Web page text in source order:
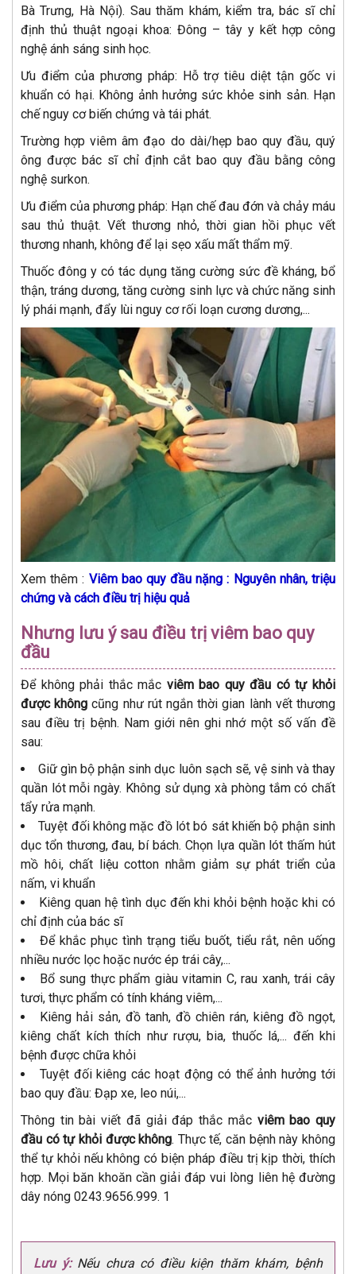
Bà Trưng, Hà Nội). Sau thăm khám, kiểm tra, bác sĩ chỉ
định thủ thuật ngoại khoa: Đông – tây y kết hợp công
nghệ ánh sáng sinh học.
Ưu điểm của phương pháp: Hỗ trợ tiêu diệt tận gốc vi
khuẩn có hại. Không ảnh hưởng sức khỏe sinh sản. Hạn
chế nguy cơ biến chứng và tái phát.
Trường hợp viêm âm đạo do dài/hẹp bao quy đầu, quý
ông được bác sĩ chỉ định cắt bao quy đầu bằng công
nghệ surkon.
Ưu điểm của phương pháp: Hạn chế đau đớn và chảy máu
sau thủ thuật. Vết thương nhỏ, thời gian hồi phục vết
thương nhanh, không để lại sẹo xấu mất thẩm mỹ.
Thuốc đông y có tác dụng tăng cường sức đề kháng, bổ
thận, tráng dương, tăng cường sinh lực và chức năng sinh
lý phái mạnh, đẩy lùi nguy cơ rối loạn cương dương,...
Xem thêm : Viêm bao quy đầu nặng : Nguyên nhân, triệu
chứng và cách điều trị hiệu quả
Nhưng lưu ý sau điều trị viêm bao quy
đầu
Để không phải thắc mắc viêm bao quy đầu có tự khỏi
được không cũng như rút ngắn thời gian lành vết thương
sau điều trị bệnh. Nam giới nên ghi nhớ một số vấn đề
sau:
Giữ gìn bộ phận sinh dục luôn sạch sẽ, vệ sinh và thay
quần lót mỗi ngày. Không sử dụng xà phòng tắm có chất
tẩy rửa mạnh.
Tuyệt đối không mặc đồ lót bó sát khiến bộ phận sinh
dục tổn thương, đau, bí bách. Chọn lựa quần lót thấm hút
mồ hôi, chất liệu cotton nhằm giảm sự phát triển của
nấm, vi khuẩn
Kiêng quan hệ tình dục đến khi khỏi bệnh hoặc khi có
chỉ định của bác sĩ
Để khắc phục tình trạng tiểu buốt, tiểu rắt, nên uống
nhiều nước lọc hoặc nước ép trái cây,...
Bổ sung thực phẩm giàu vitamin C, rau xanh, trái cây
tươi, thực phẩm có tính kháng viêm,...
Kiêng hải sản, đồ tanh, đồ chiên rán, kiêng đồ ngọt,
kiêng chất kích thích như rượu, bia, thuốc lá,... đến khi
bệnh được chữa khỏi
Tuyệt đối kiêng các hoạt động có thể ảnh hưởng tới
bao quy đầu: Đạp xe, leo núi,...
Thông tin bài viết đã giải đáp thắc mắc viêm bao quy
đầu có tự khỏi được không. Thực tế, căn bệnh này không
thể tự khỏi nếu không có biện pháp điều trị kịp thời, thích
hợp. Mọi băn khoăn cần giải đáp vui lòng liên hệ đường
dây nóng 0243.9656.999. 1
Lưu ý:Nếu chưa có điều kiện thăm khám, bệnh